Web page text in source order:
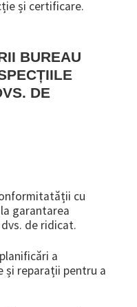
și certificare.
BUREAU
DE
cu
la garantarea
de ridicat.
a
și reparații pentru a